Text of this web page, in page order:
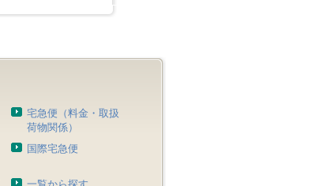
宅急便（料金・取扱
荷物関係）
国際宅急便